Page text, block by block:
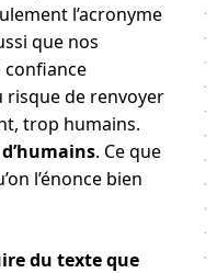
l’acronyme
que nos
confiance
risque de renvoyer
trop humains.
. Ce que
l’énonce bien
du texte que